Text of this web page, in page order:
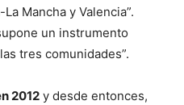
Mancha y Valencia”.
un instrumento
tres comunidades”.
2012 y desde entonces,